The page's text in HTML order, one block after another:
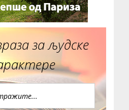
за људске